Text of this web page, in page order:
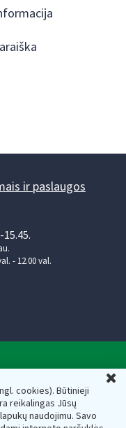
cookies). Būtinieji
reikalingas Jūsų
naudojimu. Savo
ir paslaugos
- 12.00 val.
188659752,
Lietuva, el.paštas: